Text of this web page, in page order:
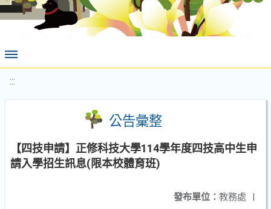
:::
公告彙整
【四技申請】正修科技大學114學年度四技高中生申
請入學招生訊息(限本校體育班)
發布單位： 教務處 |